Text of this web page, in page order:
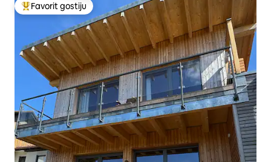
Glavni favorit gostiju
Favorit gostiju